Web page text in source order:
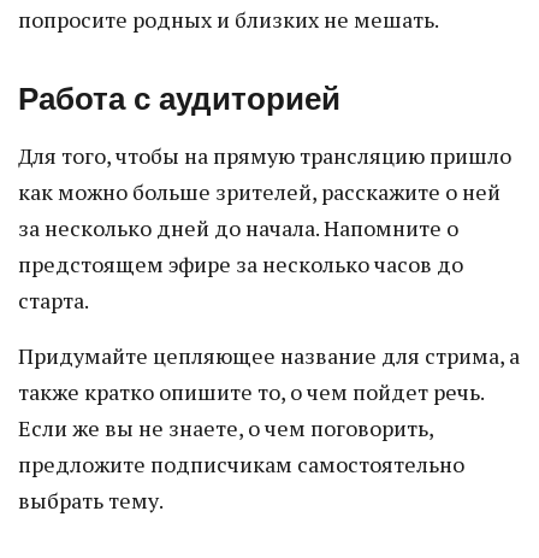
попросите родных и близких не мешать.
Работа с аудиторией
Для того, чтобы на прямую трансляцию пришло
как можно больше зрителей, расскажите о ней
за несколько дней до начала. Напомните о
предстоящем эфире за несколько часов до
старта.
Придумайте цепляющее название для стрима, а
также кратко опишите то, о чем пойдет речь.
Если же вы не знаете, о чем поговорить,
предложите подписчикам самостоятельно
выбрать тему.